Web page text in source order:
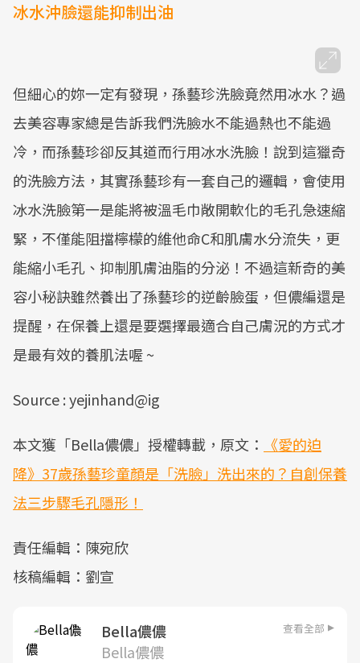
冰水沖臉還能抑制出油
但細心的妳一定有發現，孫藝珍洗臉竟然用冰水？過
去美容專家總是告訴我們洗臉水不能過熱也不能過
冷，而孫藝珍卻反其道而行用冰水洗臉！說到這獵奇
的洗臉方法，其實孫藝珍有一套自己的邏輯，會使用
冰水洗臉第一是能將被溫毛巾敞開軟化的毛孔急速縮
緊，不僅能阻擋檸檬的維他命C和肌膚水分流失，更
能縮小毛孔、抑制肌膚油脂的分泌！不過這新奇的美
容小秘訣雖然養出了孫藝珍的逆齡臉蛋，但儂編還是
提醒，在保養上還是要選擇最適合自己膚況的方式才
是最有效的養肌法喔 ~
Source : yejinhand@ig
本文獲「Bella儂儂」授權轉載，原文：
《愛的迫
降》37歲孫藝珍童顏是「洗臉」洗出來的？自創保養
法三步驟毛孔隱形！
責任編輯：陳宛欣
核稿編輯：劉宣
Bella儂儂 查看全部
Bella儂儂